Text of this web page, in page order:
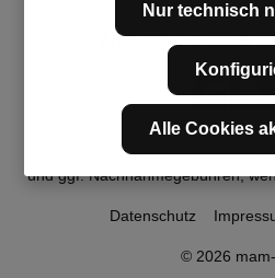
* Alle Preise inkl. gesetzl.
und ggf. Nachnahmegebühren,
© 2026
Datenschutz
Nur technisch
Alle Cookies